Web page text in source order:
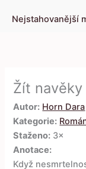
Nejstahovanější
Žít navěky
Autor: Horn Dara
Kategorie:
Staženo: 3×
Anotace:
Když